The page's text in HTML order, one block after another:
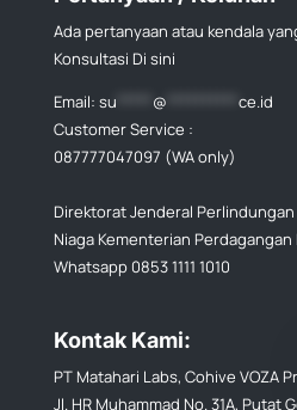
Ada pertanyaan atau kendala
Konsultasi Di sini
Email: su @
ce.id
Customer Service :
087777047097 (WA only)
Direktorat Jenderal
Niaga Kementerian
Whatsapp 0853 1111 1010
Kontak Kami:
PT Matahari Labs, Cohive VOZA
Jl. HR Muhammad No. 31A, Putat